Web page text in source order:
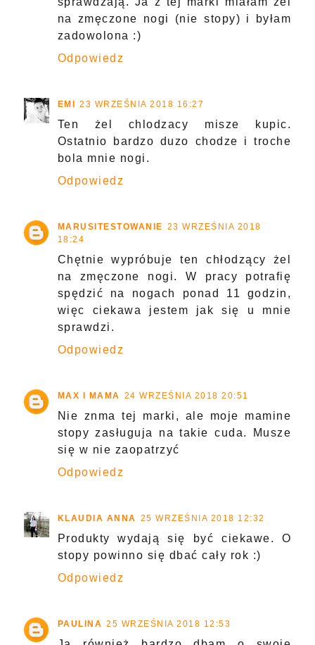
na zmęczone nogi (nie stopy) i byłam
zadowolona :)
Odpowiedz
EMI 23 WRZEŚNIA 2018 16:27
Ten żel chlodzacy misze kupic.
Ostatnio bardzo duzo chodze i troche
bola mnie nogi.
Odpowiedz
MARUSITESTOWANIE 23 WRZEŚNIA 2018
18:24
Chętnie wypróbuje ten chłodzący żel
na zmęczone nogi. W pracy potrafię
spędzić na nogach ponad 11 godzin,
więc ciekawa jestem jak się u mnie
sprawdzi.
Odpowiedz
MAX I MAMA 24 WRZEŚNIA 2018 20:51
Nie znma tej marki, ale moje mamine
stopy zasługuja na takie cuda. Musze
się w nie zaopatrzyć
Odpowiedz
KLAUDIA ANNA 25 WRZEŚNIA 2018 12:32
Produkty wydają się być ciekawe. O
stopy powinno się dbać cały rok :)
Odpowiedz
PAULINA 25 WRZEŚNIA 2018 12:53